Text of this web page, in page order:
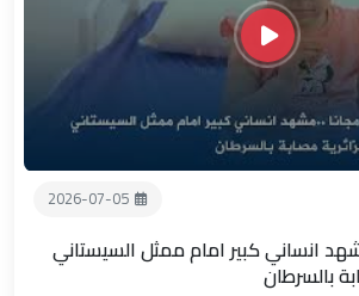
2026-07-05
انساني كبير امام ممثل السيستاني
بالسرطان